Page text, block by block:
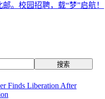
。校园招聘，载“梦”启航！
搜索
Finds Liberation After